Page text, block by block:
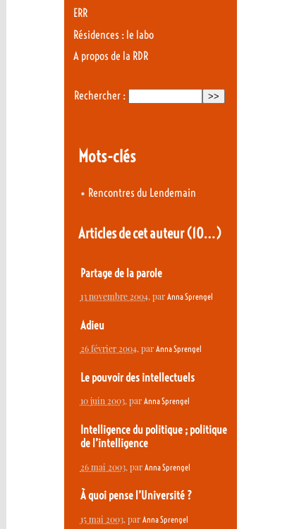
ERR
Résidences : le labo
A propos de la RDR
Rechercher :
Mots-clés
• Rencontres du Lendemain
Articles de cet auteur(10…)
Partage de la parole
13 novembre 2004, par Anna Sprengel
Adieu
26 février 2004, par Anna Sprengel
Le pouvoir des intellectuels
10 juin 2003, par Anna Sprengel
Intelligence du politique ; politique
de l’intelligence
26 mai 2003, par Anna Sprengel
À quoi pense l’Université ?
15 mai 2003, par Anna Sprengel